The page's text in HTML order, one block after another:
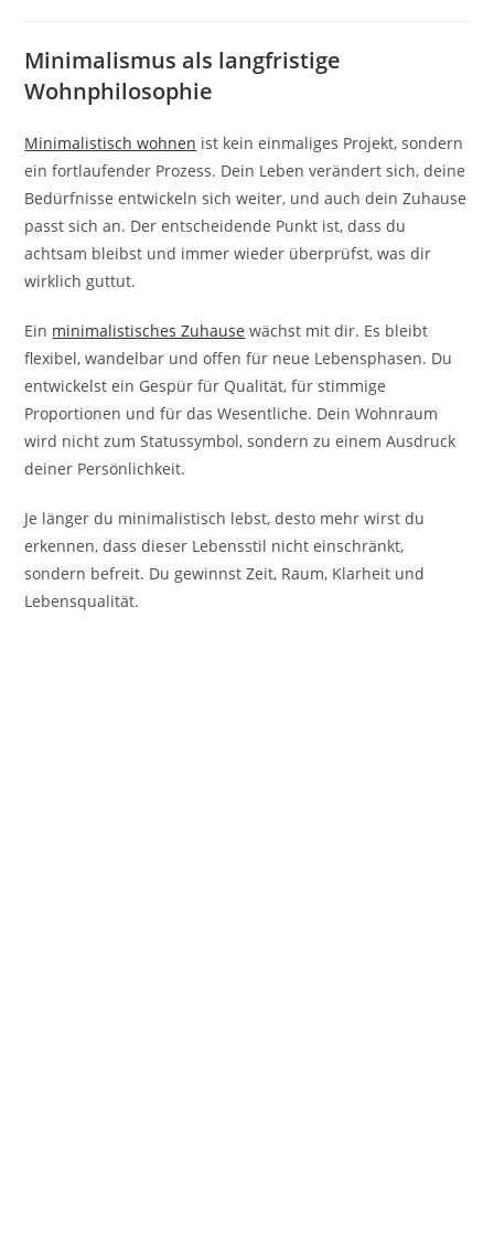
Minimalismus als langfristige
Wohnphilosophie
Minimalistisch wohnen ist kein einmaliges Projekt, sondern
ein fortlaufender Prozess. Dein Leben verändert sich, deine
Bedürfnisse entwickeln sich weiter, und auch dein Zuhause
passt sich an. Der entscheidende Punkt ist, dass du
achtsam bleibst und immer wieder überprüfst, was dir
wirklich guttut.
Ein minimalistisches Zuhause wächst mit dir. Es bleibt
flexibel, wandelbar und offen für neue Lebensphasen. Du
entwickelst ein Gespür für Qualität, für stimmige
Proportionen und für das Wesentliche. Dein Wohnraum
wird nicht zum Statussymbol, sondern zu einem Ausdruck
deiner Persönlichkeit.
Je länger du minimalistisch lebst, desto mehr wirst du
erkennen, dass dieser Lebensstil nicht einschränkt,
sondern befreit. Du gewinnst Zeit, Raum, Klarheit und
Lebensqualität.